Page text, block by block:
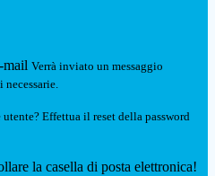
mail Verrà inviato un messaggio
Effettua il reset della password
la casella di posta elettronica!